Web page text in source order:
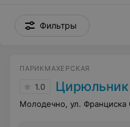
Фильтры
ПАРИКМАХЕРСКАЯ
1.0 Цирюльник
Молодечно, ул. Франциска